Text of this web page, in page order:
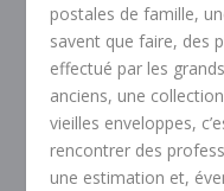
postales de famille,
savent que faire, des
effectué par les
anciens, une
vieilles enveloppes,
rencontrer des
une estimation et,